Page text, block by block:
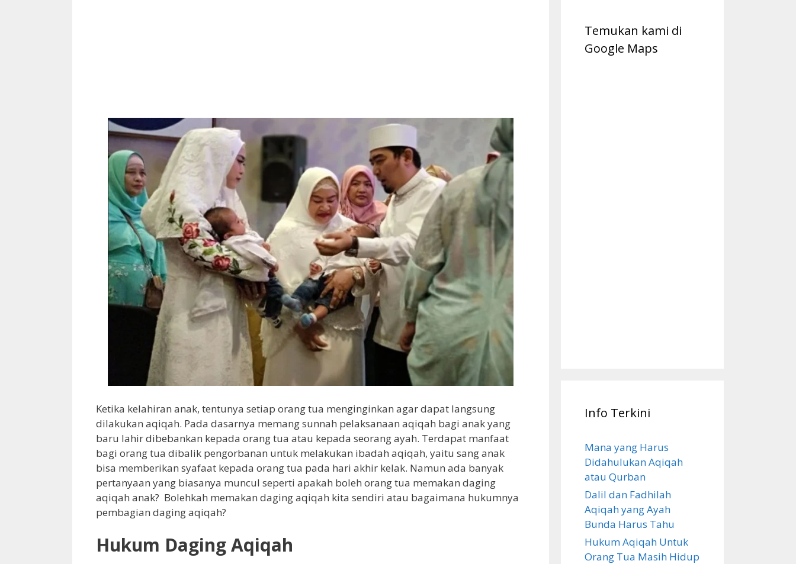
Ketika kelahiran anak, tentunya setiap orang tua menginginkan agar dapat langsung
dilakukan aqiqah. Pada dasarnya memang sunnah pelaksanaan aqiqah bagi anak yang
baru lahir dibebankan kepada orang tua atau kepada seorang ayah. Terdapat manfaat
bagi orang tua dibalik pengorbanan untuk melakukan ibadah aqiqah, yaitu sang anak
bisa memberikan syafaat kepada orang tua pada hari akhir kelak. Namun ada banyak
pertanyaan yang biasanya muncul seperti apakah boleh orang tua memakan daging
aqiqah anak? Bolehkah memakan daging aqiqah kita sendiri atau bagaimana hukumnya
pembagian daging aqiqah?
Hukum Daging Aqiqah
Temukan kami di
Google Maps
Info Terkini
Mana yang Harus
Didahulukan Aqiqah
atau Qurban
Dalil dan Fadhilah
Aqiqah yang Ayah
Bunda Harus Tahu
Hukum Aqiqah Untuk
Orang Tua Masih Hidup